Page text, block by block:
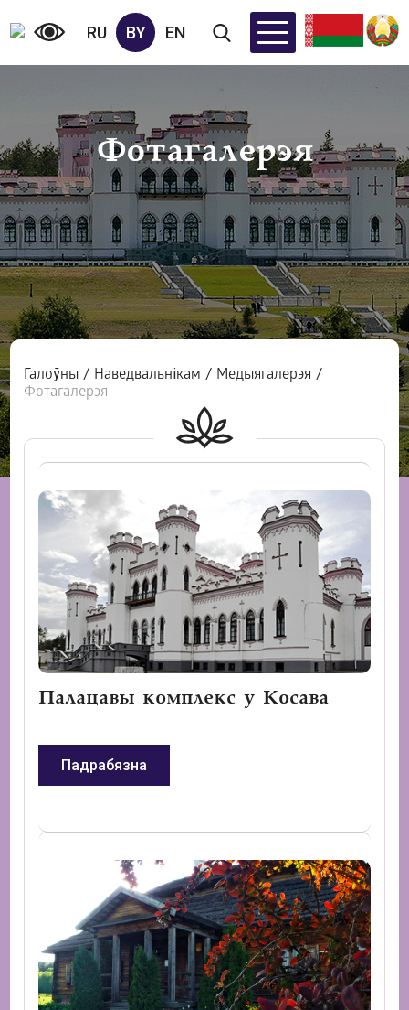
RU BY EN
Фотагалерэя
Галоўны / Наведвальнікам / Медыягалерэя /
Фотагалерэя
Палацавы комплекс у Косава
Падрабязна